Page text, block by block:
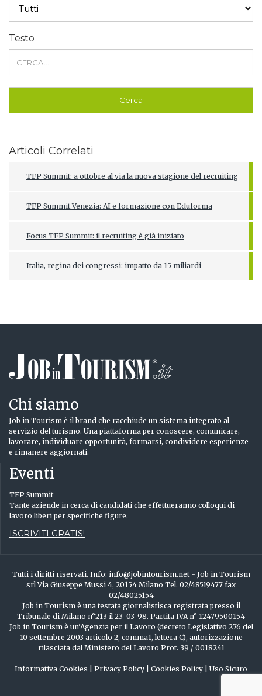
Testo
Articoli Correlati
TFP Summit: a ottobre al via la nuova stagione del recruiting
TFP Summit Venezia: AI e formazione con Eduforma
Focus TFP Summit: il recruiting è già iniziato
Italia, regina dei congressi: impatto da 15 miliardi
Chi siamo
Job in Tourism è il brand che racchiude un sistema integrato al
servizio del turismo. Una piattaforma per conoscere, comunicare,
lavorare, individuare opportunità, formarsi, condividere esperienze
e rimanere aggiornati.
Eventi
TFP Summit
Tante aziende in cerca di candidati che effettueranno colloqui di
lavoro liberi per specifiche figure.
ISCRIVITI GRATIS!
Tutti i diritti riservati. Info: info@jobintourism.net - Job in Tourism
srl Via Giuseppe Mussi 4, 20154 Milano Tel. 02/48519477 fax
02/48025154
Job in Tourism è una testata giornalistisca registrata presso il
Tribunale di Milano n°213 il 23-03-98. Partita IVA n° 12479500154
Job in Tourism è un’Agenzia per il Lavoro (decreto Legislativo 276 del
10 settembre 2003 articolo 2, comma1, lettera C), autorizzazione
rilasciata dal Ministero del Lavoro Prot. 39 / 0018241
Informativa Cookies Privacy Policy Cookies Policy Uso Sicuro